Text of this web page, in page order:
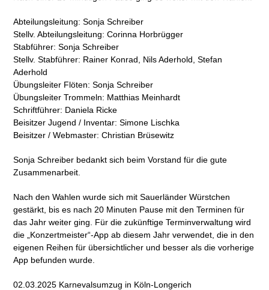
Abteilungsleitung: Sonja Schreiber
Stellv. Abteilungsleitung: Corinna Horbrügger
Stabführer: Sonja Schreiber
Stellv. Stabführer: Rainer Konrad, Nils Aderhold, Stefan
Aderhold
Übungsleiter Flöten: Sonja Schreiber
Übungsleiter Trommeln: Matthias Meinhardt
Schriftführer: Daniela Ricke
Beisitzer Jugend / Inventar: Simone Lischka
Beisitzer / Webmaster: Christian Brüsewitz
Sonja Schreiber bedankt sich beim Vorstand für die gute
Zusammenarbeit.
Nach den Wahlen wurde sich mit Sauerländer Würstchen
gestärkt, bis es nach 20 Minuten Pause mit den Terminen für
das Jahr weiter ging. Für die zukünftige Terminverwaltung wird
die „Konzertmeister“-App ab diesem Jahr verwendet, die in den
eigenen Reihen für übersichtlicher und besser als die vorherige
App befunden wurde.
02.03.2025 Karnevalsumzug in Köln-Longerich